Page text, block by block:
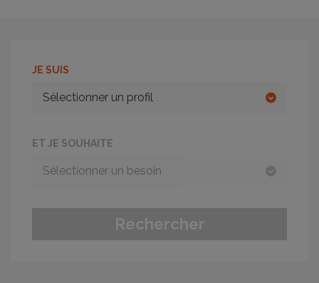
JE SUIS
ET JE SOUHAITE
Rechercher